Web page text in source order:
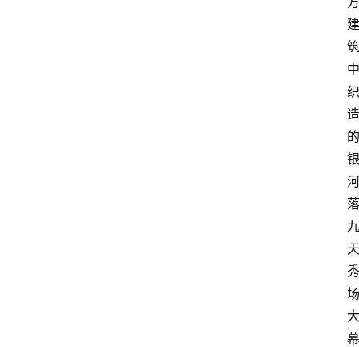
建
筑
中
织
造
的
银
河
落
九
天
秀
场
大
幕